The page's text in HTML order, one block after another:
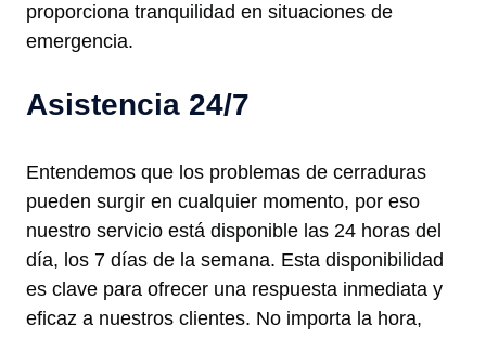
proporciona tranquilidad en situaciones de
emergencia.
Asistencia 24/7
Entendemos que los problemas de cerraduras
pueden surgir en cualquier momento, por eso
nuestro servicio está disponible las 24 horas del
día, los 7 días de la semana. Esta disponibilidad
es clave para ofrecer una respuesta inmediata y
eficaz a nuestros clientes. No importa la hora,